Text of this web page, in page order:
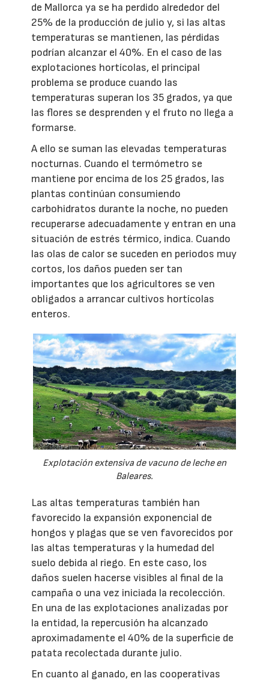
de Mallorca ya se ha perdido alrededor del
25% de la producción de julio y, si las altas
temperaturas se mantienen, las pérdidas
podrían alcanzar el 40%. En el caso de las
explotaciones hortícolas, el principal
problema se produce cuando las
temperaturas superan los 35 grados, ya que
las flores se desprenden y el fruto no llega a
formarse.
A ello se suman las elevadas temperaturas
nocturnas. Cuando el termómetro se
mantiene por encima de los 25 grados, las
plantas continúan consumiendo
carbohidratos durante la noche, no pueden
recuperarse adecuadamente y entran en una
situación de estrés térmico, indica. Cuando
las olas de calor se suceden en periodos muy
cortos, los daños pueden ser tan
importantes que los agricultores se ven
obligados a arrancar cultivos hortícolas
enteros.
Explotación extensiva de vacuno de leche en
Baleares.
Las altas temperaturas también han
favorecido la expansión exponencial de
hongos y plagas que se ven favorecidos por
las altas temperaturas y la humedad del
suelo debida al riego. En este caso, los
daños suelen hacerse visibles al final de la
campaña o una vez iniciada la recolección.
En una de las explotaciones analizadas por
la entidad, la repercusión ha alcanzado
aproximadamente el 40% de la superficie de
patata recolectada durante julio.
En cuanto al ganado, en las cooperativas